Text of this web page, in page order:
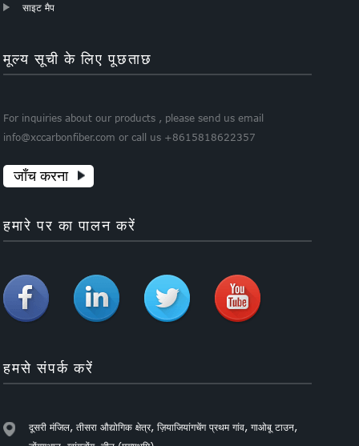
साइट मैप
मूल्य सूची के लिए पूछताछ
For inquiries about our products , please send us email
info@xccarbonfiber.com or call us +8615818622357
जाँच करना
हमारे पर का पालन करें
हमसे संपर्क करें
दूसरी मंजिल, तीसरा औद्योगिक क्षेत्र, ज़ियाजियांगचेंग प्रथम गांव, गाओबू टाउन,